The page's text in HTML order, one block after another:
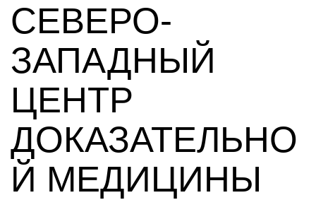
СЕВЕРО-
ЗАПАДНЫЙ
ЦЕНТР
ДОКАЗАТЕЛЬНО
Й МЕДИЦИНЫ